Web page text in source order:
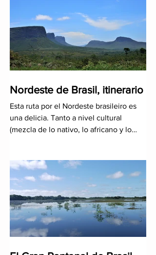
Nordeste de Brasil, itinerario
Esta ruta por el Nordeste brasileiro es
una delicia. Tanto a nivel cultural
(mezcla de lo nativo, lo africano y lo